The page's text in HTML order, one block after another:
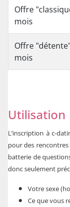
Offre
mois
Offre
mois
Utilisation
L’inscription à c-
pour des
batterie de
donc seulement
Votre sexe
Ce que vous